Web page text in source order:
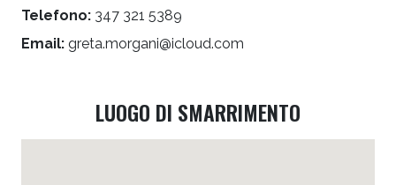
Telefono: 347 321 5389
Email: greta.morgani@icloud.com
LUOGO DI SMARRIMENTO